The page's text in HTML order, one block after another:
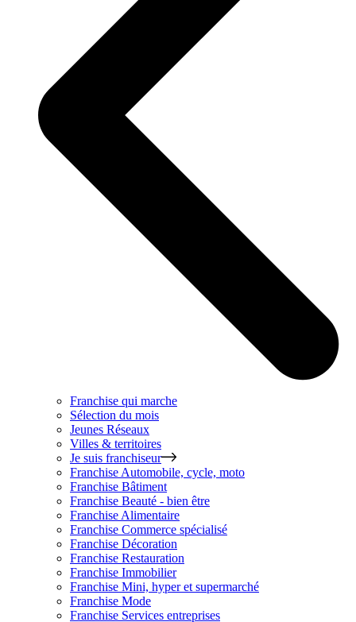
Franchise qui marche
Sélection du mois
Jeunes Réseaux
Villes & territoires
Je suis franchiseur
Franchise Automobile, cycle, moto
Franchise Bâtiment
Franchise Beauté - bien être
Franchise Alimentaire
Franchise Commerce spécialisé
Franchise Décoration
Franchise Restauration
Franchise Immobilier
Franchise Mini, hyper et supermarché
Franchise Mode
Franchise Services entreprises